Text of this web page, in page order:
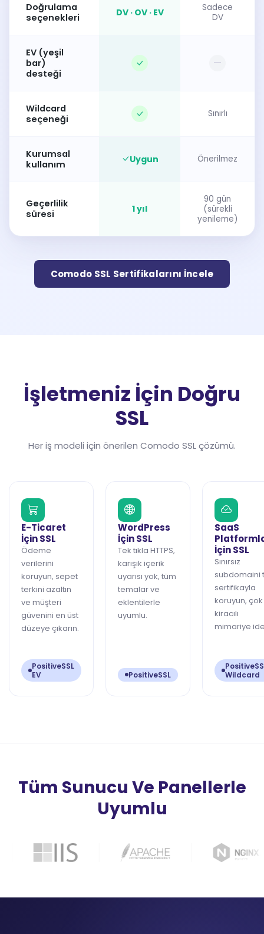
Doğrulama
seçenekleri
DV · OV · EV
Sadece
DV
EV (yeşil
bar)
desteği
—
Wildcard
seçeneği
Sınırlı
Kurumsal
kullanım
Uygun Önerilmez
Geçerlilik
süresi
1 yıl
90 gün
(sürekli
yenileme)
Comodo SSL Sertifikalarını İncele
İşletmeniz İçin Doğru
SSL
Her iş modeli için önerilen Comodo SSL çözümü.
E-Ticaret
İçin SSL
Ödeme
verilerini
koruyun, sepet
terkini azaltın
ve müşteri
güvenini en üst
düzeye çıkarın.
PositiveSSL
EV
WordPress
İçin SSL
Tek tıkla HTTPS,
karışık içerik
uyarısı yok, tüm
temalar ve
eklentilerle
uyumlu.
PositiveSSL
SaaS
İçin SSL
Sınırsız
subdomaini
sertifikayla
koruyun, çok
kiracılı
mimariye
Wildcard
Tüm Sunucu Ve Panellerle
Uyumlu